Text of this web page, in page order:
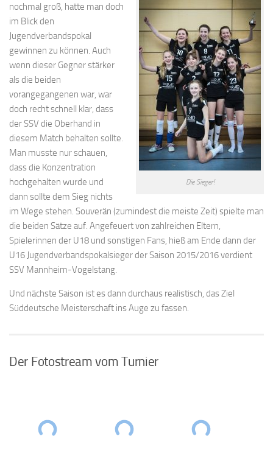
Die Sieger!
nochmal groß, hatte man doch
im Blick den
Jugendverbandspokal
gewinnen zu können. Auch
wenn dieser Gegner stärker
als die beiden
vorangegangenen war, war
doch recht schnell klar, dass
der SSV die Oberhand in
diesem Match behalten sollte.
Man musste nur schauen,
dass die Konzentration
hochgehalten wurde und
dann sollte dem Sieg nichts
im Wege stehen. Souverän (zumindest die meiste Zeit) spielte man
die beiden Sätze auf. Angefeuert von zahlreichen Eltern,
Spielerinnen der U18 und sonstigen Fans, hieß am Ende dann der
U16 Jugendverbandspokalsieger der Saison 2015/2016 verdient
SSV Mannheim-Vogelstang.
Und nächste Saison ist es dann durchaus realistisch, das Ziel
Süddeutsche Meisterschaft ins Auge zu fassen.
Der Fotostream vom Turnier